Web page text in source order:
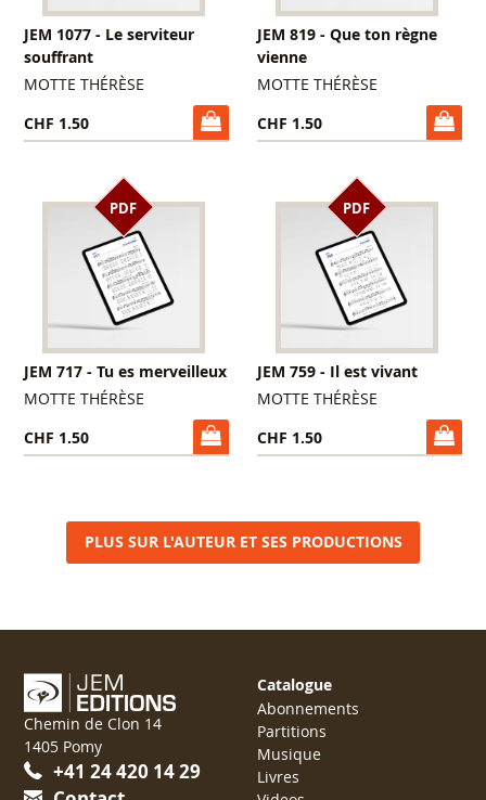
JEM 1077 - Le serviteur
souffrant
MOTTE THÉRÈSE
CHF 1.50
JEM 819 - Que ton règne
vienne
MOTTE THÉRÈSE
CHF 1.50
PDF
JEM 717 - Tu es merveilleux
MOTTE THÉRÈSE
CHF 1.50
PDF
JEM 759 - Il est vivant
MOTTE THÉRÈSE
CHF 1.50
PLUS SUR L'AUTEUR ET SES PRODUCTIONS
Chemin de Clon 14
1405 Pomy
+41 24 420 14 29
Catalogue
Abonnements
Partitions
Musique
Livres